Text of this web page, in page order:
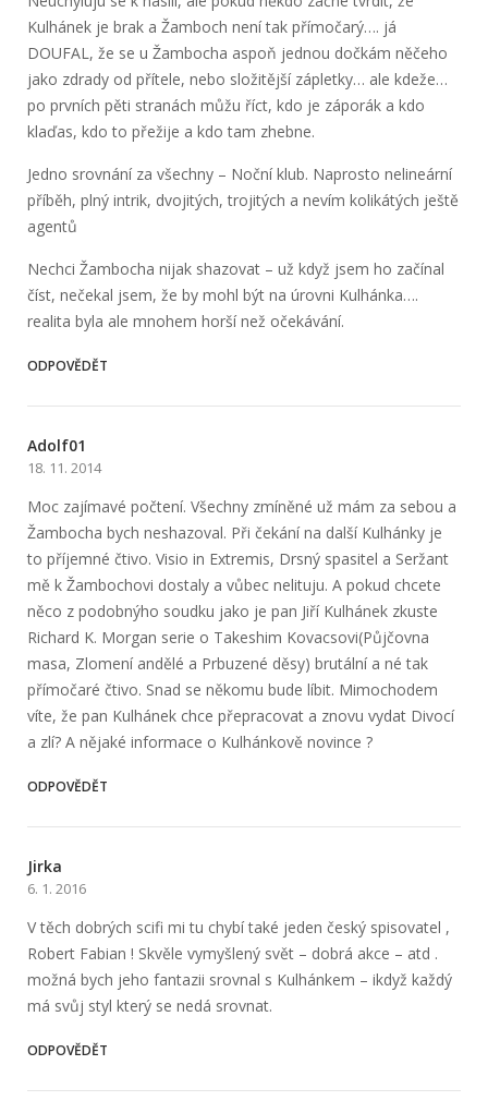
Kulhánek je brak a Žamboch není tak přímočarý…. já
DOUFAL, že se u Žambocha aspoň jednou dočkám něčeho
jako zdrady od přítele, nebo složitější zápletky… ale kdeže…
po prvních pěti stranách můžu říct, kdo je záporák a kdo
klaďas, kdo to přežije a kdo tam zhebne.
Jedno srovnání za všechny – Noční klub. Naprosto nelineární
příběh, plný intrik, dvojitých, trojitých a nevím kolikátých ještě
agentů
Nechci Žambocha nijak shazovat – už když jsem ho začínal
číst, nečekal jsem, že by mohl být na úrovni Kulhánka….
realita byla ale mnohem horší než očekávání.
ODPOVĚDĚT
Adolf01
18. 11. 2014
Moc zajímavé počtení. Všechny zmíněné už mám za sebou a
Žambocha bych neshazoval. Při čekání na další Kulhánky je
to příjemné čtivo. Visio in Extremis, Drsný spasitel a Seržant
mě k Žambochovi dostaly a vůbec nelituju. A pokud chcete
něco z podobnýho soudku jako je pan Jiří Kulhánek zkuste
Richard K. Morgan serie o Takeshim Kovacsovi(Půjčovna
masa, Zlomení andělé a Prbuzené děsy) brutální a né tak
přímočaré čtivo. Snad se někomu bude líbit. Mimochodem
víte, že pan Kulhánek chce přepracovat a znovu vydat Divocí
a zlí? A nějaké informace o Kulhánkově novince ?
ODPOVĚDĚT
Jirka
6. 1. 2016
V těch dobrých scifi mi tu chybí také jeden český spisovatel ,
Robert Fabian ! Skvěle vymyšlený svět – dobrá akce – atd .
možná bych jeho fantazii srovnal s Kulhánkem – ikdyž každý
má svůj styl který se nedá srovnat.
ODPOVĚDĚT